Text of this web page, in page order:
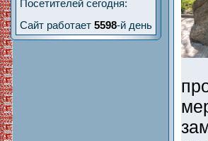
Посетителей сегодня:
Сайт работает 5598-й день